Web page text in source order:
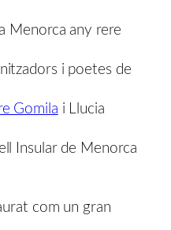
Menorca any rere
i poetes de
Gomila i Llucia
Insular de Menorca
com un gran